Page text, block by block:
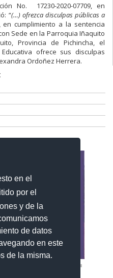
en el
por el
y de la
de datos
en este
de la misma.
No. 17230-2020-07709, en
“(…) ofrezca disculpas públicas a
en cumplimiento a la sentencia
Sede en la Parroquia Iñaquito
Provincia de Pichincha, el
ofrece sus disculpas
Ordoñez Herrera.